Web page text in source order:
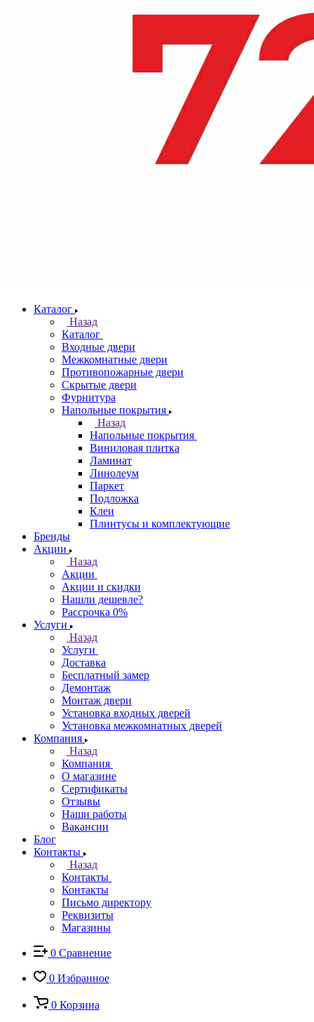
Каталог
Назад
Каталог
Входные двери
Межкомнатные двери
Противопожарные двери
Скрытые двери
Фурнитура
Напольные покрытия
Назад
Напольные покрытия
Виниловая плитка
Ламинат
Линолеум
Паркет
Подложка
Клеи
Плинтусы и комплектующие
Бренды
Акции
Назад
Акции
Акции и скидки
Нашли дешевле?
Рассрочка 0%
Услуги
Назад
Услуги
Доставка
Бесплатный замер
Демонтаж
Монтаж двери
Установка входных дверей
Установка межкомнатных дверей
Компания
Назад
Компания
О магазине
Сертификаты
Отзывы
Наши работы
Вакансии
Блог
Контакты
Назад
Контакты
Контакты
Письмо директору
Реквизиты
Магазины
0 Сравнение
0 Избранное
0 Корзина